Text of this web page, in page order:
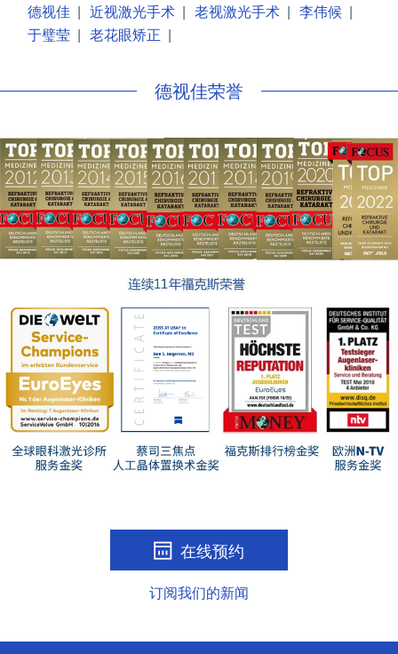
德视佳 | 近视激光手术 | 老视激光手术 | 李伟候 |
于璧莹 | 老花眼矫正 |
德视佳荣誉
在线预约
订阅我们的新闻